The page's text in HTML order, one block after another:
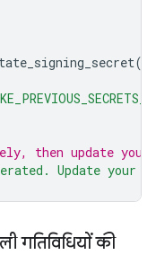
(
then update
Update your
गतिविधियों की